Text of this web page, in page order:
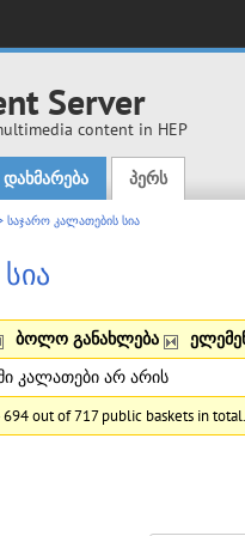
Server
content in HEP
დახმარება პერს
საჯარო კალათების სია
ბოლო განახლება
out of 717 public baskets in total.
კალათები არ არის